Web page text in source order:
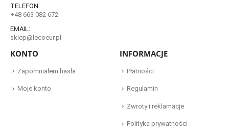
TELEFON:
+48 663 082 672
EMAIL:
sklep@lecoeur.pl
KONTO
Zapomniałem hasła
Moje konto
INFORMACJE
Płatności
Regulamin
Zwroty i reklamacje
Polityka prywatności